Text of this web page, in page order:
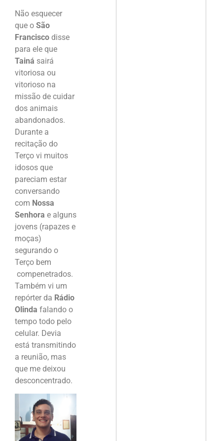
Não esquecer
que o São
Francisco disse
para ele que
Tainá sairá
vitoriosa ou
vitorioso na
missão de cuidar
dos animais
abandonados.
Durante a
recitação do
Terço vi muitos
idosos que
pareciam estar
conversando
com Nossa
Senhora e alguns
jovens (rapazes e
moças)
segurando o
Terço bem
compenetrados.
Também vi um
repórter da Rádio
Olinda falando o
tempo todo pelo
celular. Devia
está transmitindo
a reunião, mas
que me deixou
desconcentrado.